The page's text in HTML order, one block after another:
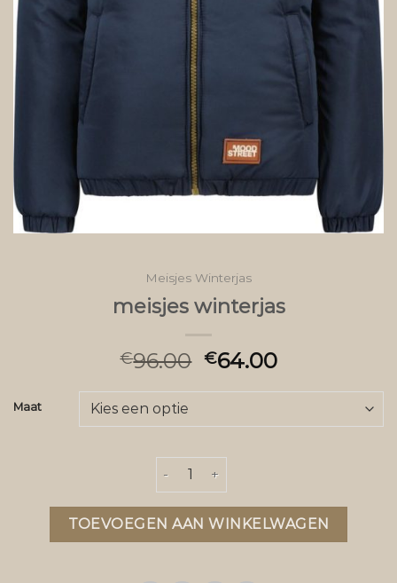
Meisjes Winterjas
meisjes winterjas
€96.00 €64.00
Maat
meisjes winterjas aantal
TOEVOEGEN AAN WINKELWAGEN